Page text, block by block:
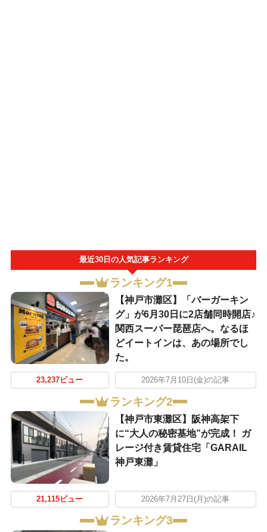
最近30日の人気記事ランキング
ランキング1
【神戸市灘区】「バーガーキン
グ」が6月30日に2店舗同時開店♪
関西スーパー琵琶店へ。なるほ
どイートインは、あの場所でし
た。
23,237ビュー 2026年7月10日(金)の記事
ランキング2
【神戸市東灘区】阪神高架下
に“大人の秘密基地”が完成！ ガ
レージ付き賃貸住宅「GARAIL
神戸東灘」
21,115ビュー 2026年7月27日(月)の記事
ランキング3